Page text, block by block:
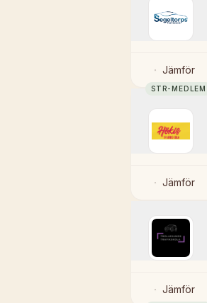
Jämför
STR-MEDLEM
Jämför
Jämför